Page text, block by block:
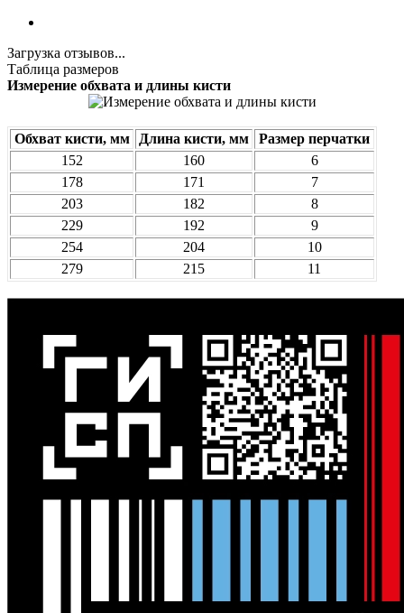
Загрузка отзывов...
Таблица размеров
Измерение обхвата и длины кисти
Обхват кисти, мм Длина кисти, мм
Размер перчатки
152
160
6
178
171
7
203
182
8
229
192
9
254
204
10
279
215 11